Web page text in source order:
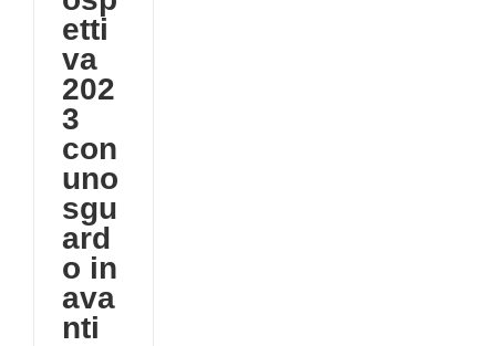
etti
va
202
3
con
uno
sgu
ard
o in
ava
nti